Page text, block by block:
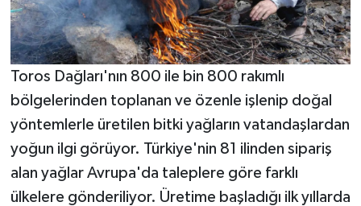
Toros Dağları'nın 800 ile bin 800 rakımlı
bölgelerinden toplanan ve özenle işlenip doğal
yöntemlerle üretilen bitki yağların vatandaşlardan
yoğun ilgi görüyor. Türkiye'nin 81 ilinden sipariş
alan yağlar Avrupa'da taleplere göre farklı
ülkelere gönderiliyor. Üretime başladığı ilk yıllarda